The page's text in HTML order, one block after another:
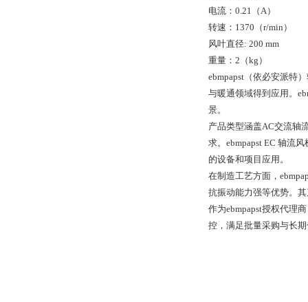
电流：0.21（A）
转速：1370（r/min）
风叶直径: 200 mm
重量：2（kg）
ebmpapst（依必安派特
与暖通领域得到应用。
景。
产品类型涵盖AC交流轴
求。ebmpapst EC 轴流
的设备和项目应用。
在制造工艺方面，
抗振动能力强等优势。
作为ebmpapst授权代理
控，满足批量采购与长